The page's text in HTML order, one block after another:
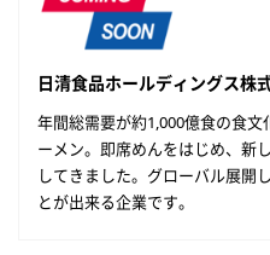
日清食品ホールディングス株
年間総需要が約1,000億食の食
ーメン。即席めんをはじめ、新
してきました。グローバル展開
とが出来る企業です。